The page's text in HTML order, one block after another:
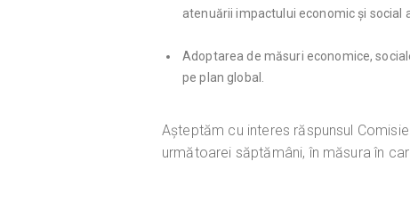
atenuării impactului economic și social
Adoptarea de măsuri economice,
pe plan global.
Așteptăm cu interes răspunsul
următoarei săptămâni, în măsura în